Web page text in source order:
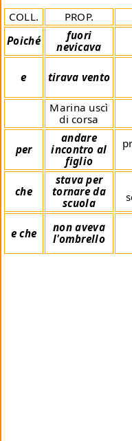
COLL. PROP.
Poiché
fuori
nevicava
e tirava vento
Marina uscì
di corsa
per
andare
incontro al
figlio
che
stava per
tornare da
scuola
e che
non aveva
l'ombrello